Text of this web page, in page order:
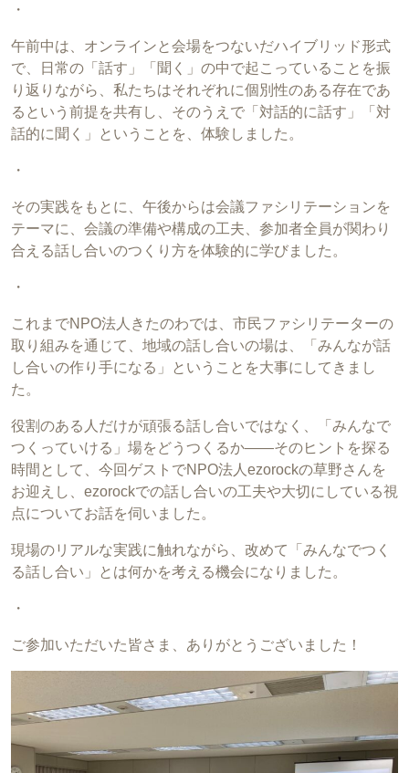
・
午前中は、オンラインと会場をつないだハイブリッド形式
で、日常の「話す」「聞く」の中で起こっていることを振
り返りながら、私たちはそれぞれに個別性のある存在であ
るという前提を共有し、そのうえで「対話的に話す」「対
話的に聞く」ということを、体験しました。
・
その実践をもとに、午後からは会議ファシリテーションを
テーマに、会議の準備や構成の工夫、参加者全員が関わり
合える話し合いのつくり方を体験的に学びました。
・
これまでNPO法人きたのわでは、市民ファシリテーターの
取り組みを通じて、地域の話し合いの場は、「みんなが話
し合いの作り手になる」ということを大事にしてきまし
た。
役割のある人だけが頑張る話し合いではなく、「みんなで
つくっていける」場をどうつくるか――そのヒントを探る
時間として、今回ゲストでNPO法人ezorockの草野さんを
お迎えし、ezorockでの話し合いの工夫や大切にしている視
点についてお話を伺いました。
現場のリアルな実践に触れながら、改めて「みんなでつく
る話し合い」とは何かを考える機会になりました。
・
ご参加いただいた皆さま、ありがとうございました！